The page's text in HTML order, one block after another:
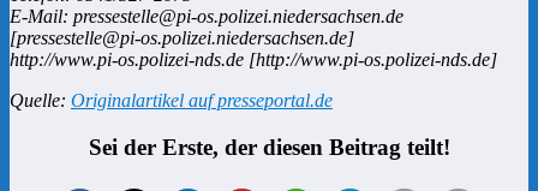
E-Mail: pressestelle@pi-os.polizei.niedersachsen.de
[pressestelle@pi-os.polizei.niedersachsen.de]
http://www.pi-os.polizei-nds.de [http://www.pi-os.polizei-nds.de]
Quelle: Originalartikel auf presseportal.de
Sei der Erste, der diesen Beitrag teilt!